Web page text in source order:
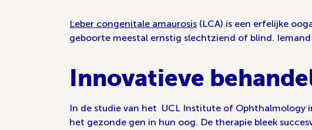
Leber congenitale amaurosis (LCA) is een erfelijke
geboorte meestal ernstig slechtziend of blind.
Innovatieve
In de studie van het UCL Institute of Ophthalmology
het gezonde gen in hun oog. De therapie bleek